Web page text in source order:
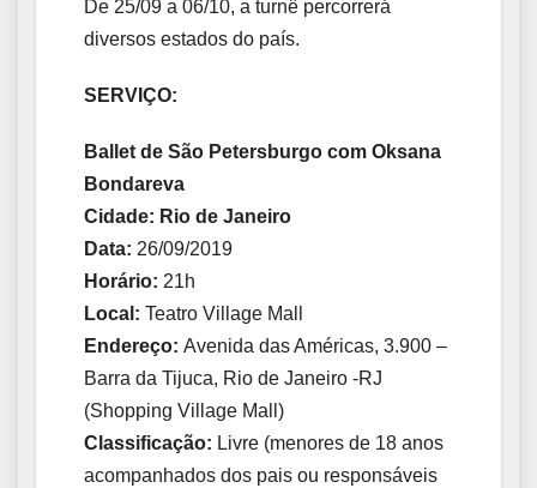
De 25/09 a 06/10, a turnê percorrerá
diversos estados do país.
SERVIÇO:
Ballet de São Petersburgo com Oksana
Bondareva
Cidade: Rio de Janeiro
Data: 26/09/2019
Horário: 21h
Local: Teatro Village Mall
Endereço: Avenida das Américas, 3.900 –
Barra da Tijuca, Rio de Janeiro -RJ
(Shopping Village Mall)
Classificação: Livre (menores de 18 anos
acompanhados dos pais ou responsáveis